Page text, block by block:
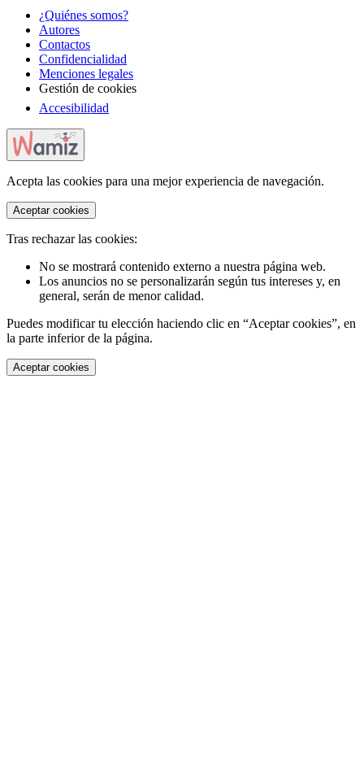
¿Quiénes somos?
Autores
Contactos
Confidencialidad
Menciones legales
Gestión de cookies
Accesibilidad
Acepta las cookies para una mejor experiencia de navegación.
Aceptar cookies
Tras rechazar las cookies:
No se mostrará contenido externo a nuestra página web.
Los anuncios no se personalizarán según tus intereses y, en
general, serán de menor calidad.
Puedes modificar tu elección haciendo clic en “Aceptar cookies”, en
la parte inferior de la página.
Aceptar cookies